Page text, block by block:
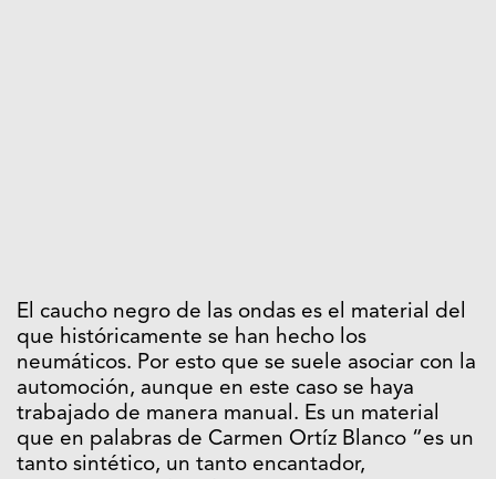
El caucho negro de las ondas es el material del
que históricamente se han hecho los
neumáticos. Por esto que se suele asociar con la
automoción, aunque en este caso se haya
trabajado de manera manual. Es un material
que en palabras de Carmen Ortíz Blanco “es un
tanto sintético, un tanto encantador,